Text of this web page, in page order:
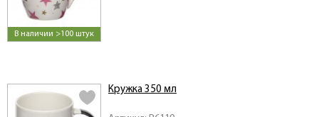
В наличии >100 штук
Кружка 350 мл